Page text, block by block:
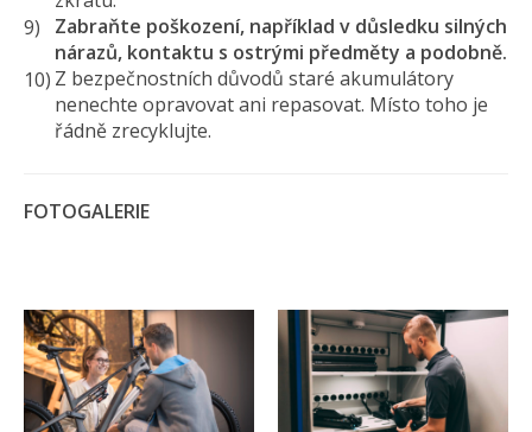
Zabraňte poškození, například v důsledku silných
nárazů, kontaktu s ostrými předměty a podobně.
Z bezpečnostních důvodů staré akumulátory
nenechte opravovat ani repasovat. Místo toho je
řádně zrecyklujte.
FOTOGALERIE